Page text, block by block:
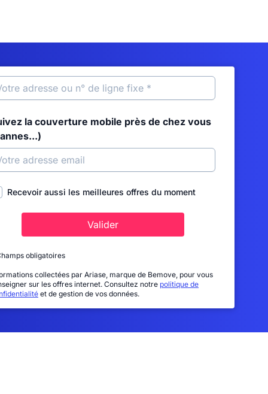
la couverture mobile près de chez vous
Recevoir aussi les meilleures offres du moment
Valider
obligatoires
collectées par Ariase, marque de Bemove, pour vous
sur les offres internet. Consultez notre politique de
et de gestion de vos données.